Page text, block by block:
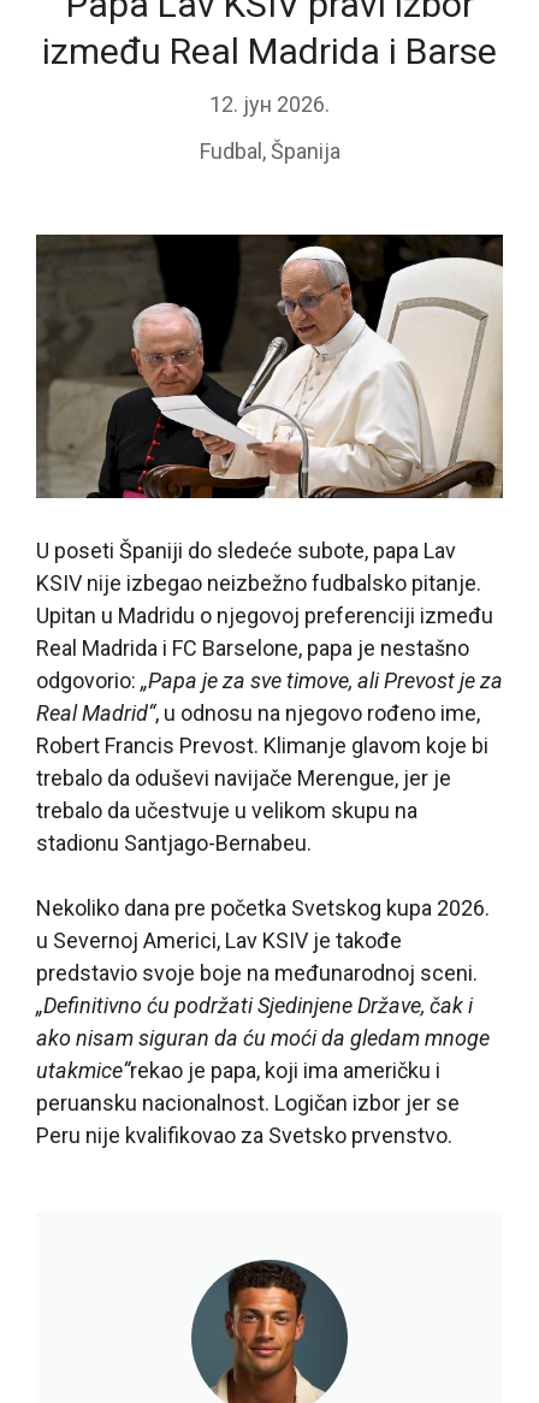
između Real Madrida i Barse
12. јун 2026.
Fudbal ,Španija
U poseti Španiji do sledeće subote, papa Lav
KSIV nije izbegao neizbežno fudbalsko pitanje.
Upitan u Madridu o njegovoj preferenciji između
Real Madrida i FC Barselone, papa je nestašno
odgovorio: „Papa je za sve timove, ali Prevost je za
Real Madrid“, u odnosu na njegovo rođeno ime,
Robert Francis Prevost. Klimanje glavom koje bi
trebalo da oduševi navijače Merengue, jer je
trebalo da učestvuje u velikom skupu na
stadionu Santjago-Bernabeu.
Nekoliko dana pre početka Svetskog kupa 2026.
u Severnoj Americi, Lav KSIV je takođe
predstavio svoje boje na međunarodnoj sceni.
„Definitivno ću podržati Sjedinjene Države, čak i
ako nisam siguran da ću moći da gledam mnoge
utakmice“rekao je papa, koji ima američku i
peruansku nacionalnost. Logičan izbor jer se
Peru nije kvalifikovao za Svetsko prvenstvo.